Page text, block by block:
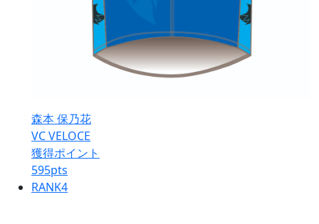
森本 保乃花
VC VELOCE
獲得ポイント
595pts
RANK4